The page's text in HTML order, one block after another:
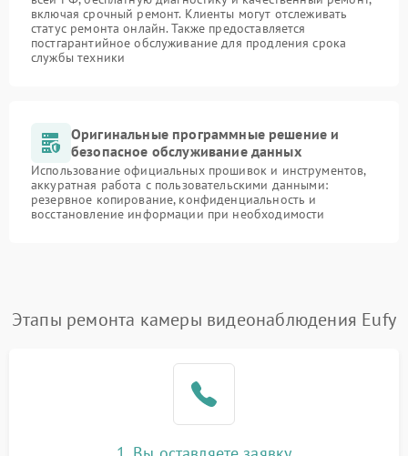
включая срочный ремонт. Клиенты могут отслеживать
статус ремонта онлайн. Также предоставляется
постгарантийное обслуживание для продления срока
службы техники
Оригинальные программные решение и
безопасное обслуживание данных
Использование официальных прошивок и инструментов,
аккуратная работа с пользовательскими данными:
резервное копирование, конфиденциальность и
восстановление информации при необходимости
Этапы ремонта камеры видеонаблюдения Eufy